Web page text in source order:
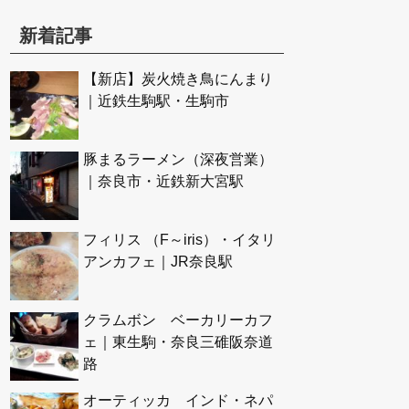
新着記事
【新店】炭火焼き鳥にんまり
｜近鉄生駒駅・生駒市
豚まるラーメン（深夜営業）
｜奈良市・近鉄新大宮駅
フィリス （F～iris）・イタリ
アンカフェ｜JR奈良駅
クラムボン ベーカリーカフ
ェ｜東生駒・奈良三碓阪奈道
路
オーティッカ インド・ネパ